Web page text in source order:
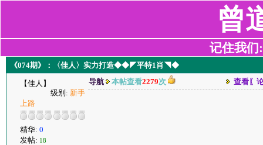
曾
记住我们
《074期》：〈佳人〉实力打造◆◆◤平特1肖◥◆
【佳人】
级别: 新手
上路
精华: 0
发帖: 18
导航 本帖查看2279次 查看〖